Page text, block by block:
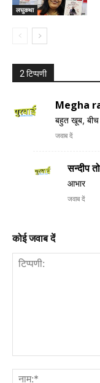
लघुकथा
2 टिप्पणी
Megha
बहुत खूब, बीच
जवाब दें
सन्दीप
आभार
जवाब दें
कोई जवाब दें